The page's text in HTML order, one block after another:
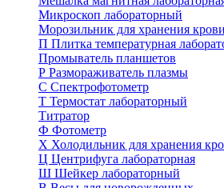
Микроскоп лабораторный
Морозильник для хранения крови
П Плитка температурная
Промыватель планшетов
Р Размораживатель плазмы
С Спектрофотометр
Т Термостат лабораторный
Титратор
Ф Фотометр
Х Холодильник для хранения
Ц Центрифуга лабораторная
Ш Шейкер лабораторный